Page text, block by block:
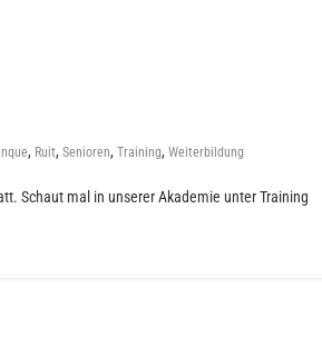
, Ruit, Senioren, Training, Weiterbildung
Schaut mal in unserer Akademie unter Training